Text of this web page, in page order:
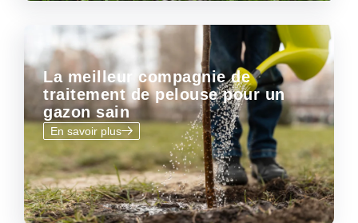
La meilleur compagnie de
traitement de pelouse pour un
gazon sain
En savoir plus